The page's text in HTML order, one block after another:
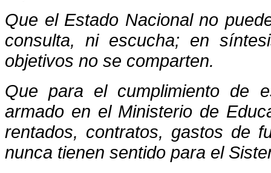
Que el Estado Nacional no
consulta, ni escucha; en
objetivos no se comparten.
Que para el cumplimiento de
armado en el Ministerio de
rentados, contratos, gastos de
nunca tienen sentido para el